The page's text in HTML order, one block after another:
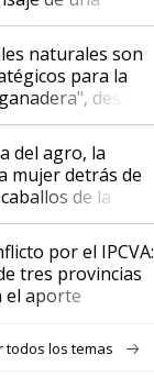
sobre las
que se abren
Argentina, con
naturales son
para la
destaca
ya reúne a 46
en Argentina
del agro, la
mujer detrás de
de la
mitos que
sufrir a estos
me
yo seguí
por el IPCVA:
tres provincias
el aporte
todos los temas